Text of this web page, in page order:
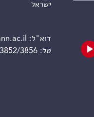
ישראל
דוא"ל:
טל:3856